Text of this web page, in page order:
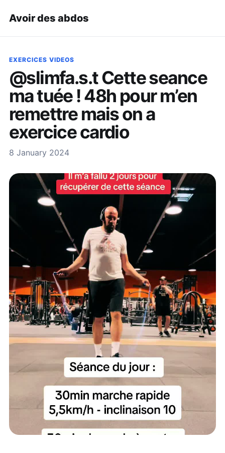
Avoir des abdos
EXERCICES VIDEOS
@slimfa.s.t Cette seance
ma tuée ! 48h pour m’en
remettre mais on a
exercice cardio
8 January 2024